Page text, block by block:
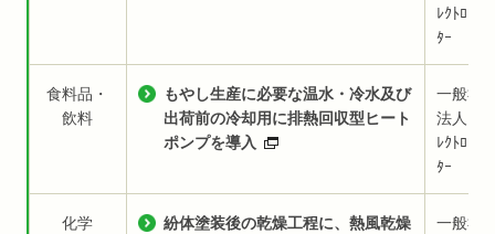
ﾚｸﾄﾛﾋｰﾄ
ﾀｰ
食料品・
飲料
もやし生産に必要な温水・冷水及び
出荷前の冷却用に排熱回収型ヒート
ポンプを導入
一般社
法人日
ﾚｸﾄﾛﾋｰﾄ
ﾀｰ
化学
紛体塗装後の乾燥工程に、熱風乾燥
一般社